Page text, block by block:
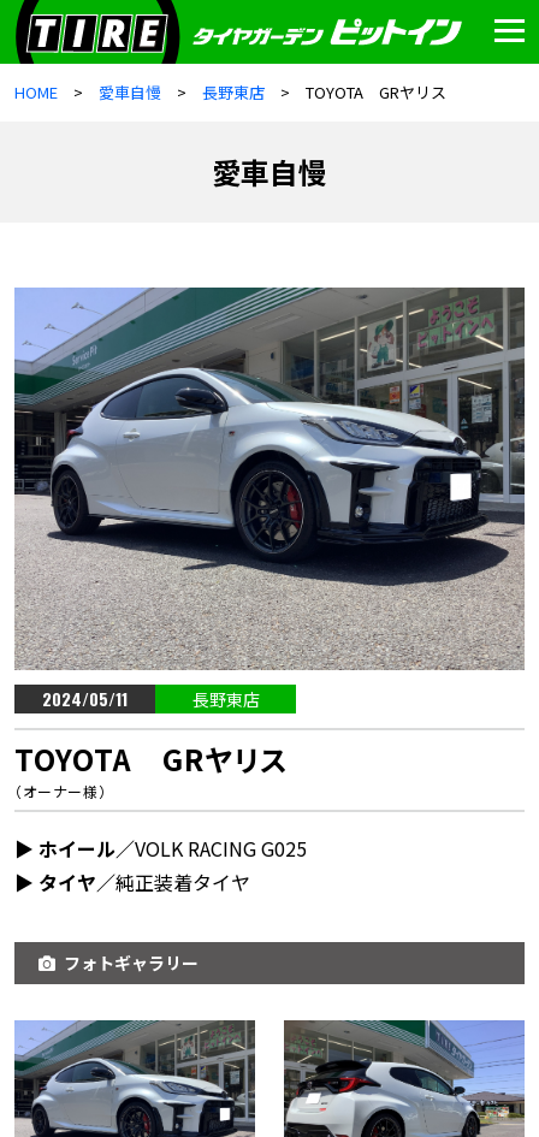
HOME 愛車自慢 長野東店 TOYOTA GRヤリス
愛車自慢
2024/05/11 長野東店
TOYOTA GRヤリス
（オーナー様）
▶︎ ホイール／VOLK RACING G025
▶︎ タイヤ／純正装着タイヤ
フォトギャラリー